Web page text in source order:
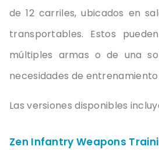
de 12 carriles, ubicados en
transportables. Estos
múltiples armas o de una
necesidades de entrenamiento
Las versiones disponibles
Zen Infantry Weapons